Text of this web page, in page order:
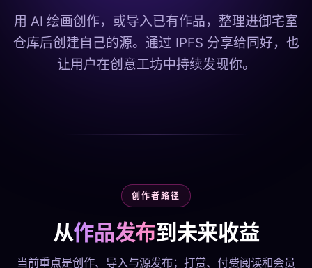
用 AI 绘画创作，或导入已有作品，整理进御宅室
仓库后创建自己的源。通过 IPFS 分享给同好，也
让用户在创意工坊中持续发现你。
创作者路径
从作品发布到未来收益
当前重点是创作、导入与源发布；打赏、付费阅读和会员